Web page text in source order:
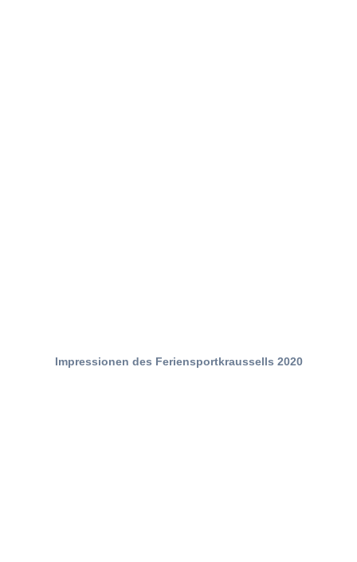
Impressionen des Feriensportkraussells 2020